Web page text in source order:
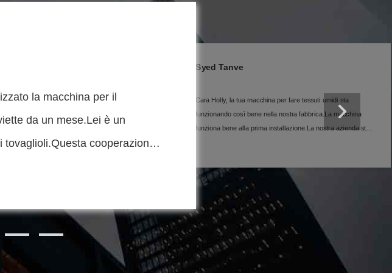
fare tessuti umidi sta
nostra fabbrica.La macchina
nostra azienda sta
Nimra Zahoor
Salve Holly, questa è la migliore macchina da cartone che
abbia mai comprato finora.